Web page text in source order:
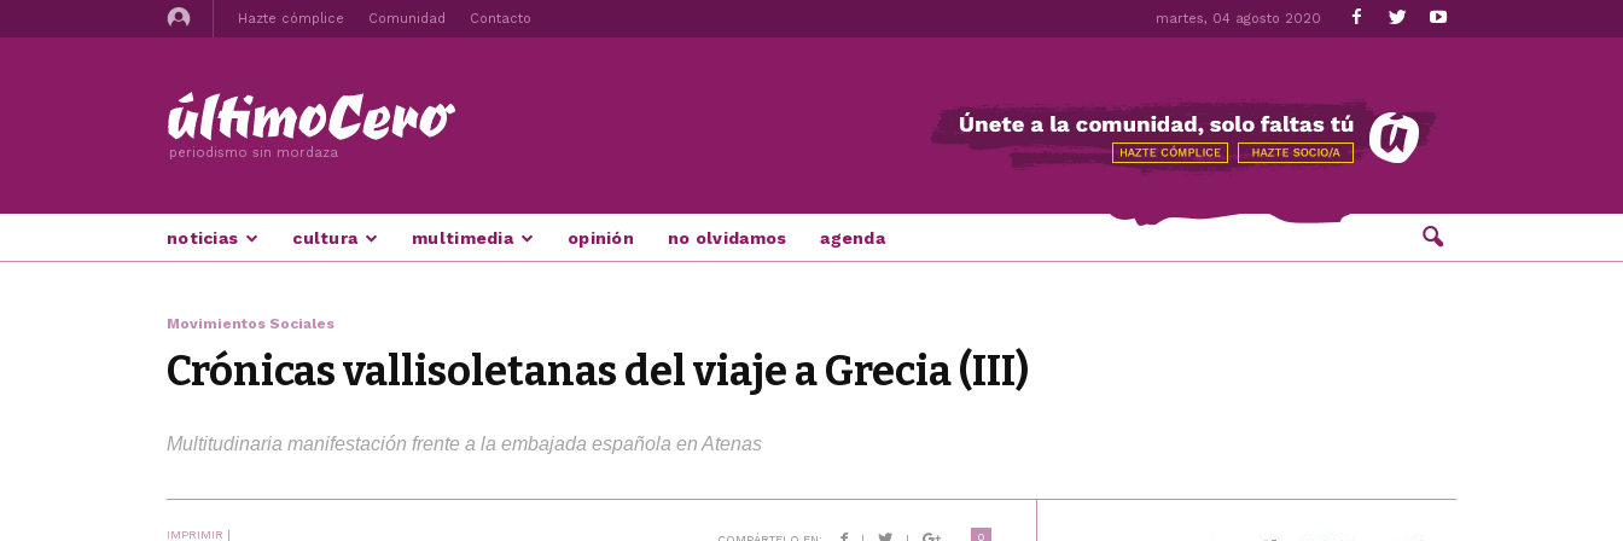
Hazte cómplice Comunidad Contacto martes, 04 agosto 2020
periodismo sin mordaza
noticias cultura multimedia opinión no olvidamos agenda
Movimientos Sociales
Crónicas vallisoletanas del viaje a Grecia (III)
Multitudinaria manifestación frente a la embajada española en Atenas
IMPRIMIR | 0